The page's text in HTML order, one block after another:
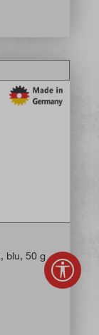
blu, 50 g